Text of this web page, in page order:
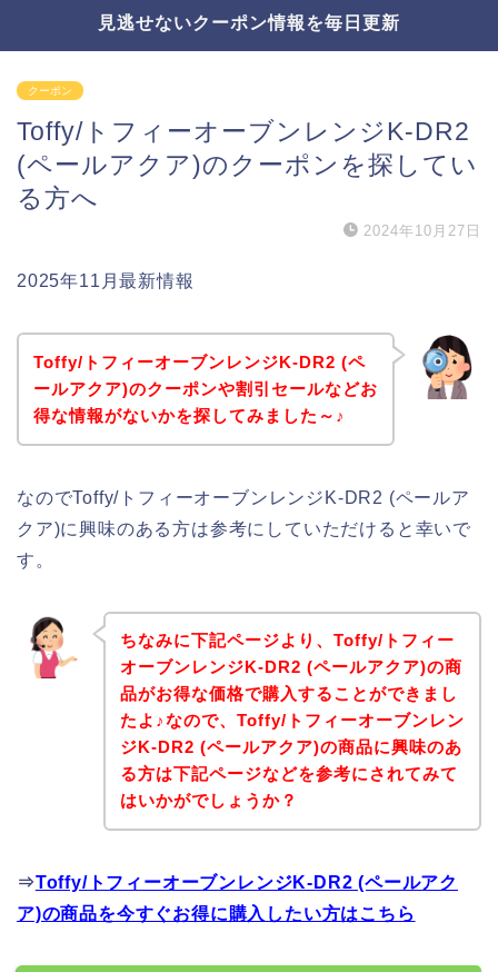
見逃せないクーポン情報を毎日更新
クーポン
Toffy/トフィーオーブンレンジK-DR2
(ペールアクア)のクーポンを探してい
る方へ
2024年10月27日
2025年11月最新情報
Toffy/トフィーオーブンレンジK-DR2 (ペ
ールアクア)のクーポンや割引セールなどお
得な情報がないかを探してみました～♪
なのでToffy/トフィーオーブンレンジK-DR2 (ペールア
クア)に興味のある方は参考にしていただけると幸いで
す。
ちなみに下記ページより、Toffy/トフィー
オーブンレンジK-DR2 (ペールアクア)の商
品がお得な価格で購入することができまし
たよ♪なので、Toffy/トフィーオーブンレン
ジK-DR2 (ペールアクア)の商品に興味のあ
る方は下記ページなどを参考にされてみて
はいかがでしょうか？
⇒Toffy/トフィーオーブンレンジK-DR2 (ペールアク
ア)の商品を今すぐお得に購入したい方はこちら